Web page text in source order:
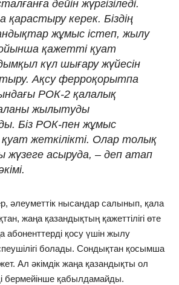
дейін жүргізіледі.
қарастыру керек. Біздің
жұмыс істеп, жылу
қажетті қуат
күл шығару жүйесін
Ақсу ферроқорытпа
РОК-2 қалалық
жылытуды
Біз РОК-пен жұмыс
жеткілікті. Олар толық
жүзеге асыруда, – деп атап
әлеуметтік нысандар салынып, қала
жаңа қазандықтың қажеттілігі өте
абоненттерді қосу үшін жылу
болады. Сондықтан қосымша
Ал әкімдік жаңа қазандықты ол
бермейінше қабылдамайды.